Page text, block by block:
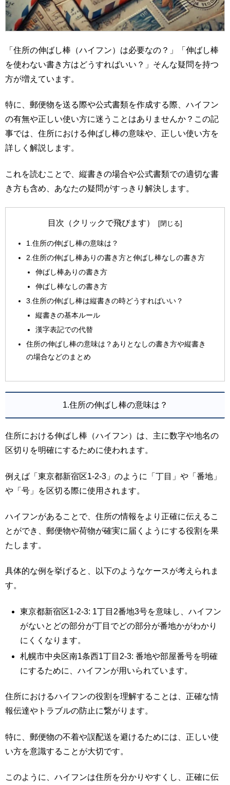
「住所の伸ばし棒（ハイフン）は必要なの？」「伸ばし棒
を使わない書き方はどうすればいい？」そんな疑問を持つ
方が増えています。
特に、郵便物を送る際や公式書類を作成する際、ハイフン
の有無や正しい使い方に迷うことはありませんか？この記
事では、住所における伸ばし棒の意味や、正しい使い方を
詳しく解説します。
これを読むことで、縦書きの場合や公式書類での適切な書
き方も含め、あなたの疑問がすっきり解決します。
目次（クリックで飛びます）
1.住所の伸ばし棒の意味は？
2.住所の伸ばし棒ありの書き方と伸ばし棒なしの書き方
伸ばし棒ありの書き方
伸ばし棒なしの書き方
3.住所の伸ばし棒は縦書きの時どうすればいい？
縦書きの基本ルール
漢字表記での代替
住所の伸ばし棒の意味は？ありとなしの書き方や縦書き
の場合などのまとめ
1.住所の伸ばし棒の意味は？
住所における伸ばし棒（ハイフン）は、主に数字や地名の
区切りを明確にするために使われます。
例えば「東京都新宿区1-2-3」のように「丁目」や「番地」
や「号」を区切る際に使用されます。
ハイフンがあることで、住所の情報をより正確に伝えるこ
とができ、郵便物や荷物が確実に届くようにする役割を果
たします。
具体的な例を挙げると、以下のようなケースが考えられま
す。
東京都新宿区1-2-3: 1丁目2番地3号を意味し、ハイフン
がないとどの部分が丁目でどの部分が番地かがわかり
にくくなります。
札幌市中央区南1条西1丁目2-3: 番地や部屋番号を明確
にするために、ハイフンが用いられています。
住所におけるハイフンの役割を理解することは、正確な情
報伝達やトラブルの防止に繋がります。
特に、郵便物の不着や誤配送を避けるためには、正しい使
い方を意識することが大切です。
このように、ハイフンは住所を分かりやすくし、正確に伝